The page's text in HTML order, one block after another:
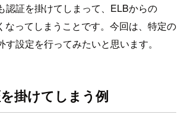
認証を掛けてしまって、ELBからの
なってしまうことです。今回は、特定の
設定を行ってみたいと思います。
掛けてしまう例